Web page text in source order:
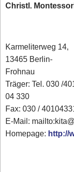
Christl.
Karmeliterweg 14,
13465 Berlin-
Frohnau
Träger: Tel. 030 /
04 330
Fax: 030 /
E-Mail:
Homepage: http://